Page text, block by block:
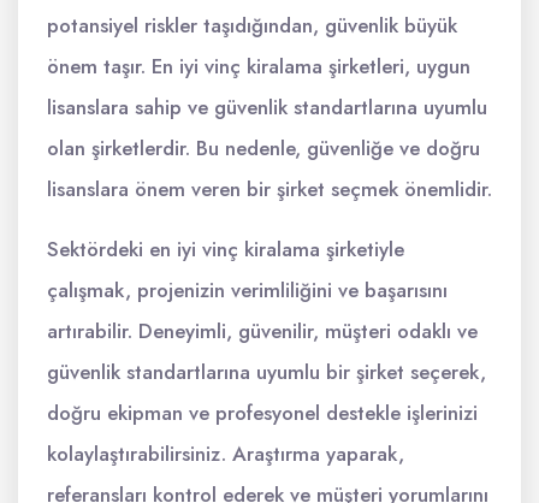
potansiyel riskler taşıdığından, güvenlik büyük
önem taşır. En iyi vinç kiralama şirketleri, uygun
lisanslara sahip ve güvenlik standartlarına uyumlu
olan şirketlerdir. Bu nedenle, güvenliğe ve doğru
lisanslara önem veren bir şirket seçmek önemlidir.
Sektördeki en iyi vinç kiralama şirketiyle
çalışmak, projenizin verimliliğini ve başarısını
artırabilir. Deneyimli, güvenilir, müşteri odaklı ve
güvenlik standartlarına uyumlu bir şirket seçerek,
doğru ekipman ve profesyonel destekle işlerinizi
kolaylaştırabilirsiniz. Araştırma yaparak,
referansları kontrol ederek ve müşteri yorumlarını